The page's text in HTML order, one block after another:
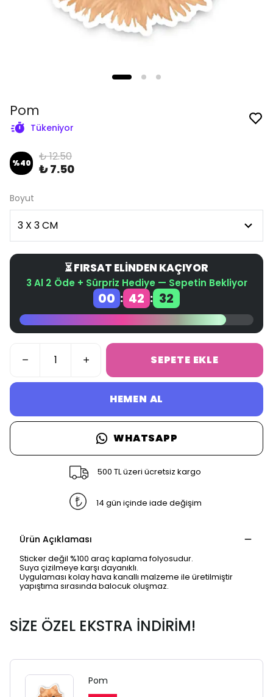
Pom
Tükeniyor
%40 ₺ 12.50
₺ 7.50
Boyut
⏳ FIRSAT ELİNDEN KAÇIYOR
3 Al 2 Öde + Sürpriz Hediye — Sepetin Bekliyor
00 : 42 : 32
SEPETE EKLE
HEMEN AL
WHATSAPP
500 TL üzeri ücretsiz kargo
14 gün içinde iade değişim
Ürün Açıklaması
Sticker değil %100 araç kaplama folyosudur.
Suya çizilmeye karşı dayanıklı.
Uygulaması kolay hava kanallı malzeme ile üretilmiştir
yapıştıma sırasında balocuk oluşmaz.
SİZE ÖZEL EKSTRA İNDİRİM!
Pom